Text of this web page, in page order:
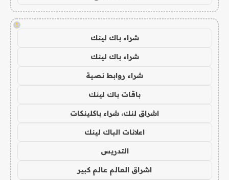
!
شراء باك لينك
شراء باك لينك
شراء روابط نصية
باقات باك لينك
اشراق لنك، شراء باكلينكات
اعلانات الباك لينك
التدريس
اشراق العالم عالم كبير